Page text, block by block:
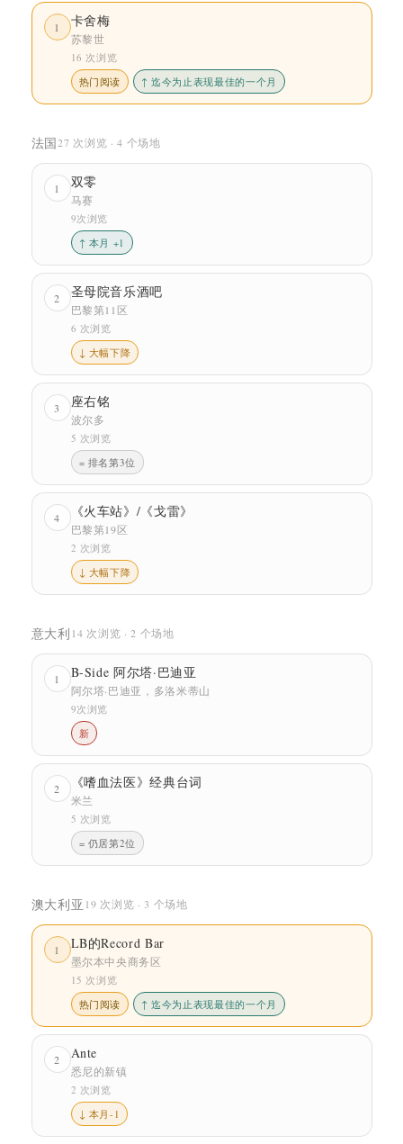
1 卡舍梅
苏黎世
16 次浏览
热门阅读
↑ 迄今为止表现最佳的一个月
法国27 次浏览 · 4 个场地
1 双零
马赛
9次浏览
↑ 本月 +1
2 圣母院音乐酒吧
巴黎第11区
6 次浏览
↓ 大幅下降
3 座右铭
波尔多
5 次浏览
= 排名第3位
4 《火车站》/《戈雷》
巴黎第19区
2 次浏览
↓ 大幅下降
意大利 14 次浏览 · 2 个场地
1 B-Side 阿尔塔·巴迪亚
阿尔塔·巴迪亚，多洛米蒂山
9次浏览
新
2 《嗜血法医》经典台词
米兰
5 次浏览
= 仍居第2位
澳大利亚 19 次浏览 · 3 个场地
1 LB的Record Bar
墨尔本中央商务区
15 次浏览
热门阅读
↑ 迄今为止表现最佳的一个月
2 Ante
悉尼的新镇
2 次浏览
↓ 本月-1